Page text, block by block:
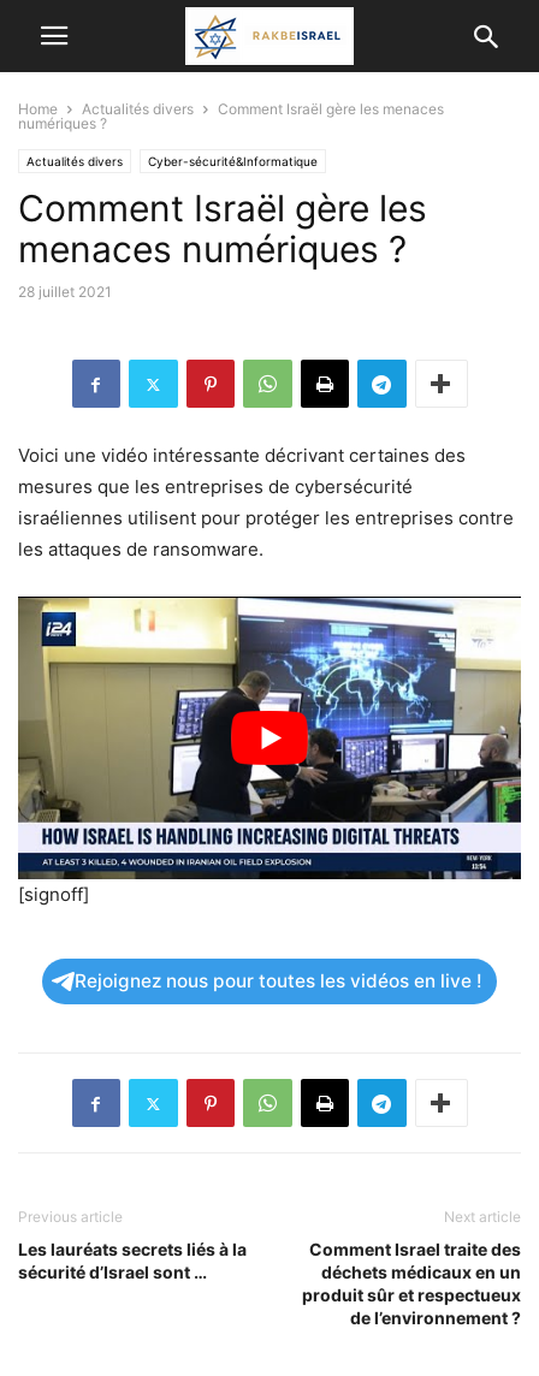
Home Actualités divers
Comment Israël gère les menaces
numériques ?
Actualités divers Cyber-sécurité&Informatique
Comment Israël gère les
menaces numériques ?
28 juillet 2021
Voici une vidéo intéressante décrivant certaines des
mesures que les entreprises de cybersécurité
israéliennes utilisent pour protéger les entreprises contre
les attaques de ransomware.
[signoff]
Rejoignez nous pour toutes les vidéos en live !
Previous article
Les lauréats secrets liés à la
sécurité d’Israel sont …
Next article
Comment Israel traite des
déchets médicaux en un
produit sûr et respectueux
de l’environnement ?